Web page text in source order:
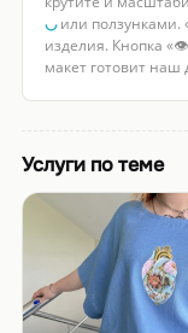
◡или ползунками.
изделия. Кнопка
макет готовит наш
Услуги по теме